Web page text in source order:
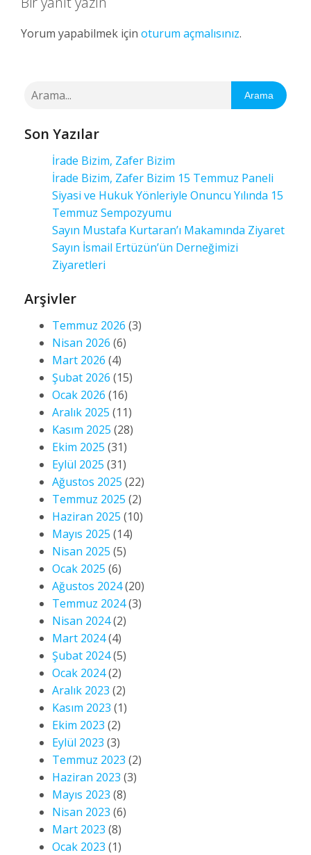
Yorum yapabilmek için oturum açmalısınız.
Arama
Son Yazılar
İrade Bizim, Zafer Bizim
İrade Bizim, Zafer Bizim 15 Temmuz Paneli
Siyasi ve Hukuk Yönleriyle Onuncu Yılında 15
Temmuz Sempozyumu
Sayın Mustafa Kurtaran’ı Makamında Ziyaret
Sayın İsmail Ertüzün’ün Derneğimizi
Ziyaretleri
Arşivler
Temmuz 2026 (3)
Nisan 2026 (6)
Mart 2026 (4)
Şubat 2026 (15)
Ocak 2026 (16)
Aralık 2025 (11)
Kasım 2025 (28)
Ekim 2025 (31)
Eylül 2025 (31)
Ağustos 2025 (22)
Temmuz 2025 (2)
Haziran 2025 (10)
Mayıs 2025 (14)
Nisan 2025 (5)
Ocak 2025 (6)
Ağustos 2024(20)
Temmuz 2024(3)
Nisan 2024(2)
Mart 2024(4)
Şubat 2024(5)
Ocak 2024(2)
Aralık 2023 (2)
Kasım 2023 (1)
Ekim 2023 (2)
Eylül 2023 (3)
Temmuz 2023 (2)
Haziran 2023 (3)
Mayıs 2023 (8)
Nisan 2023 (6)
Mart 2023 (8)
Ocak 2023 (1)